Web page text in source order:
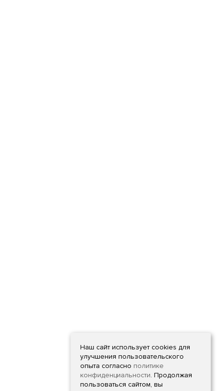
Наш сайт использует cookies для
улучшения пользовательского
опыта согласно политике
конфиденциальности. Продолжая
пользоваться сайтом, вы